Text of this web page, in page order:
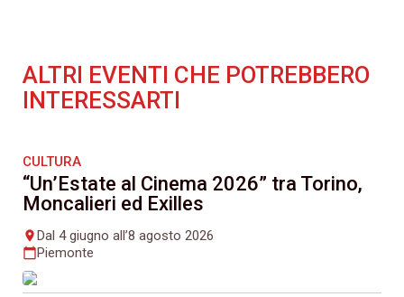
ALTRI EVENTI CHE POTREBBERO
INTERESSARTI
CULTURA
“Un’Estate al Cinema 2026” tra Torino,
Moncalieri ed Exilles
placeDal 4 giugno all’8 agosto 2026
calendar_todayPiemonte